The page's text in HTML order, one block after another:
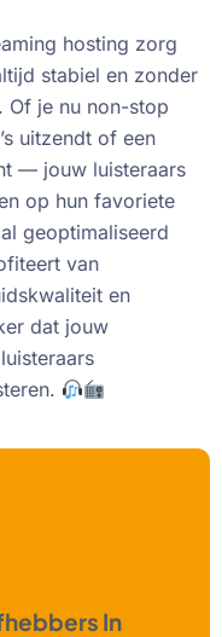
hosting zorg
stabiel en zonder
Of je nu non-stop
uitzendt of een
— jouw luisteraars
op hun favoriete
geoptimaliseerd
van
en
dat jouw
In